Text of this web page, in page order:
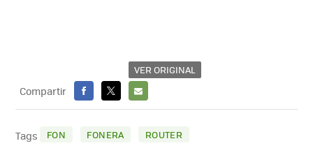
VER ORIGINAL
Compartir
FACEBOOK
X
E-
MAIL
Tags FON FONERA ROUTER